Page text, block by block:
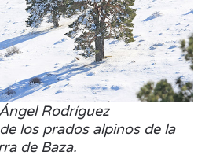
Rodríguez
los prados alpinos de la
de Baza.